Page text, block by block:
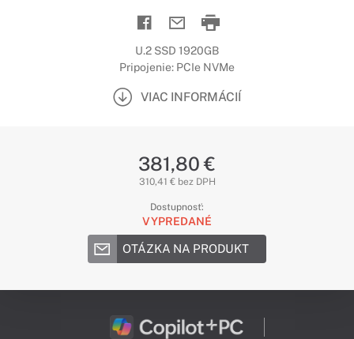
U.2 SSD 1920GB
Pripojenie: PCIe NVMe
VIAC INFORMÁCIÍ
381,80 €
310,41 € bez DPH
Dostupnosť:
VYPREDANÉ
OTÁZKA NA PRODUKT